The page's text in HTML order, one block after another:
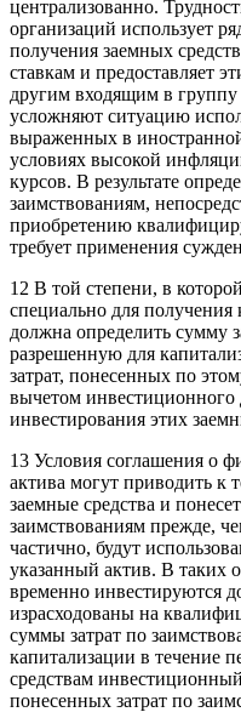
централизованно.
организаций использует
получения заемных
ставкам и предоставляет
другим входящим в
усложняют ситуацию
выраженных в
условиях высокой
курсов. В результате
заимствованиям,
приобретению
требует применения
12 В той степени, в
специально для
должна определить сумму
разрешенную для
затрат, понесенных по
вычетом инвестиционного
инвестирования этих
13 Условия соглашения о
актива могут приводить к
заемные средства и
заимствованиям прежде,
частично, будут
указанный актив. В таких
временно инвестируются
израсходованы на
суммы затрат по
капитализации в течение
средствам
понесенных затрат по